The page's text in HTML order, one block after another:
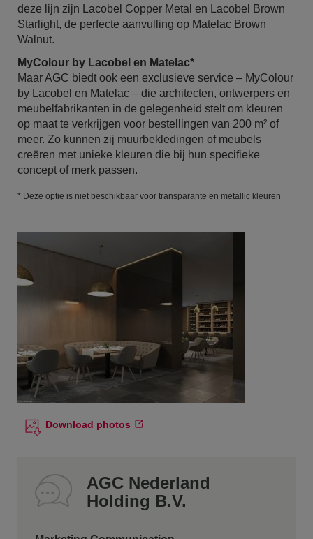
deze lijn zijn Lacobel Copper Metal en Lacobel Brown
Starlight, de perfecte aanvulling op Matelac Brown
Walnut.
MyColour by Lacobel en Matelac*
Maar AGC biedt ook een exclusieve service – MyColour
by Lacobel en Matelac – die architecten, ontwerpers en
meubelfabrikanten in de gelegenheid stelt om kleuren
op maat te verkrijgen voor bestellingen van 200 m² of
meer. Zo kunnen zij muurbekledingen of meubels
creëren met unieke kleuren die bij hun specifieke
concept of merk passen.
* Deze optie is niet beschikbaar voor transparante en metallic kleuren
Download photos
AGC Nederland
Holding B.V.